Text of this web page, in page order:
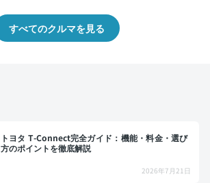
すべてのクルマを見る
トヨタ T-Connect完全ガイド：機能・料金・選び
方のポイントを徹底解説
2026年7月21日